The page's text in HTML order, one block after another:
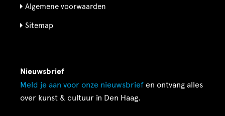
Algemene voorwaarden
Sitemap
Nieuwsbrief
Meld je aan voor onze nieuwsbrief en ontvang alles
over kunst & cultuur in Den Haag.